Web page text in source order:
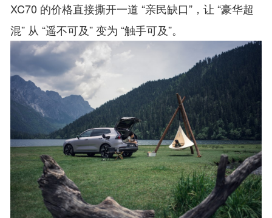
XC70 的价格直接撕开一道 “亲民缺口”，让 “豪华超
混” 从 “遥不可及” 变为 “触手可及”。